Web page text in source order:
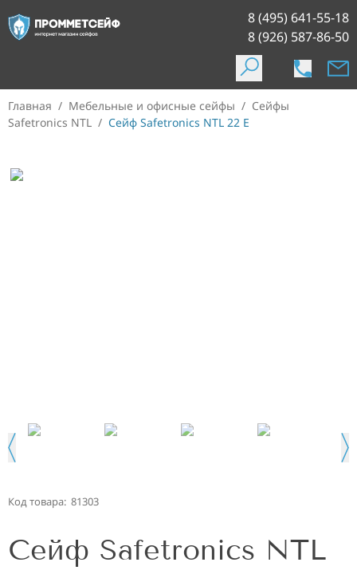
8 (495) 641-55-18
8 (926) 587-86-50
Главная / Мебельные и офисные сейфы / Сейфы
Safetronics NTL / Сейф Safetronics NTL 22 E
Код товара: 81303
Сейф Safetronics NTL